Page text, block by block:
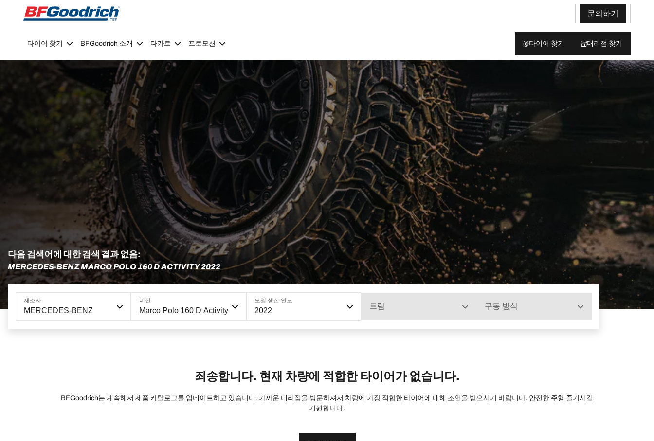
Go to page content
Go to page navigation
문의하기
타이어 찾기 BFGoodrich 소개 다카르 프로모션 타이어 찾기 대리점 찾기
다음 검색어에 대한 검색 결과 없음:
MERCEDES-BENZ MARCO POLO 160 D ACTIVITY 2022
제조사
MERCEDES-BENZ
버전
Marco Polo 160 D Activity
모델 생산 연도
2022
트림 구동 방식
죄송합니다. 현재 차량에 적합한 타이어가 없습니다.
BFGoodrich는 계속해서 제품 카탈로그를 업데이트하고 있습니다. 가까운 대리점을 방문하셔서 차량에 가장 적합한 타이어에 대해 조언을 받으시기 바랍니다. 안전한 주행 즐기시길
기원합니다.